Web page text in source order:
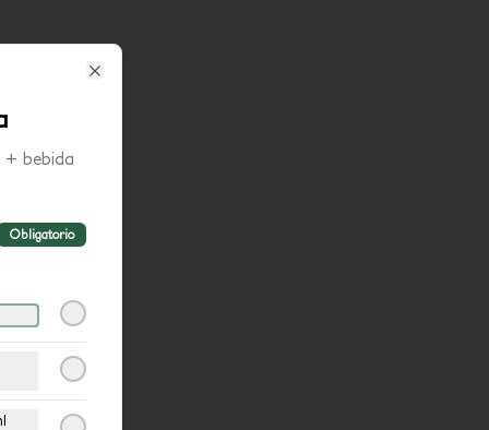
+ bebida
Obligatorio